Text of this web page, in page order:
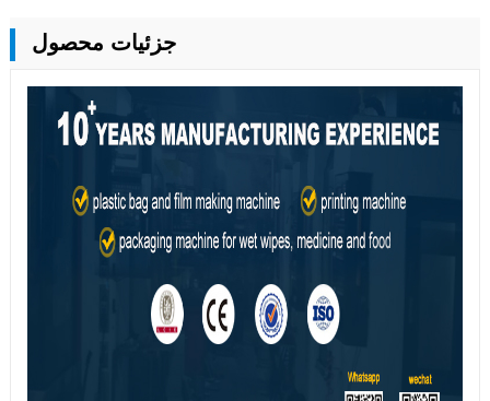
جزئیات محصول